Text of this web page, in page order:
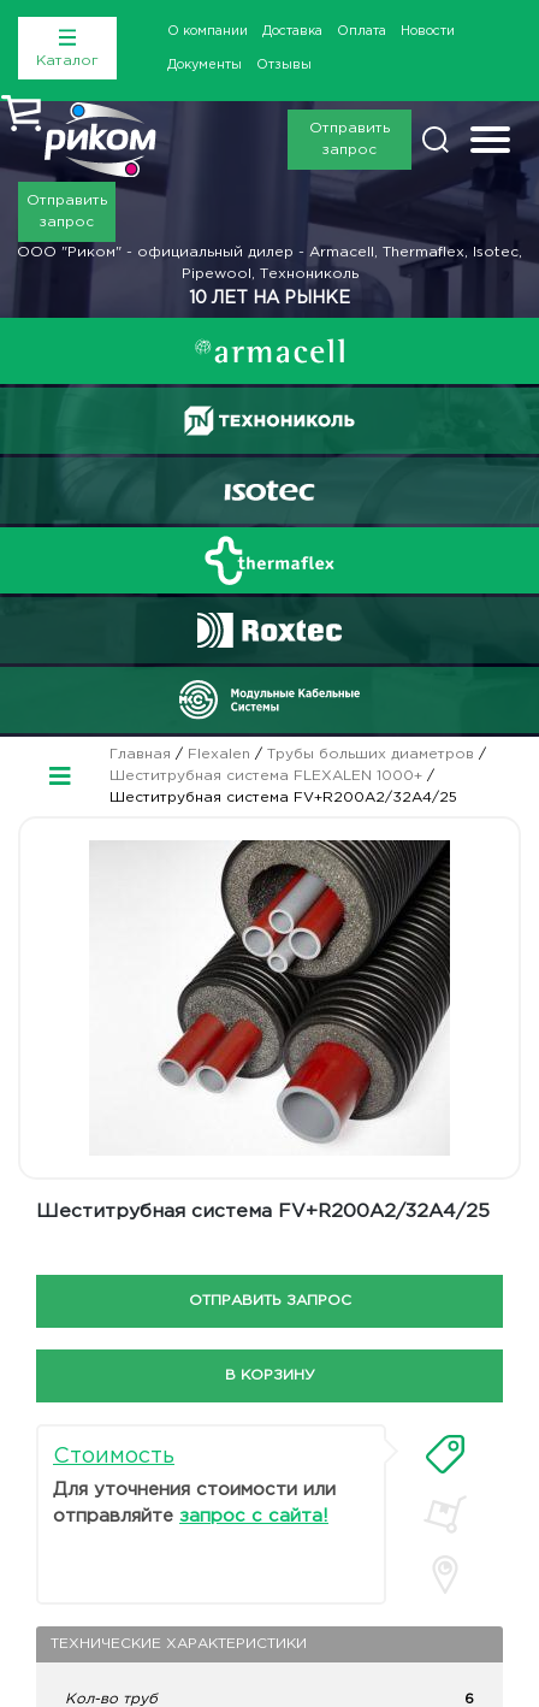
Каталог
О компании Доставка Оплата Новости
Документы Отзывы
Отправить
запрос
Отправить
запрос
ООО "Риком" - официальный дилер - Armacell, Thermaflex, Isotec,
Pipewool, Технониколь
10 ЛЕТ НА РЫНКЕ
Главная / Flexalen / Трубы больших диаметров /
Шеститрубная система FLEXALEN 1000+/
Шеститрубная система FV+R200A2/32A4/25
Шеститрубная система FV+R200A2/32A4/25
ОТПРАВИТЬ ЗАПРОС
В КОРЗИНУ
Стоимость
Для уточнения стоимости или
отправляйте запрос с сайта!
ТЕХНИЧЕСКИЕ ХАРАКТЕРИСТИКИ
Кол-во труб 6